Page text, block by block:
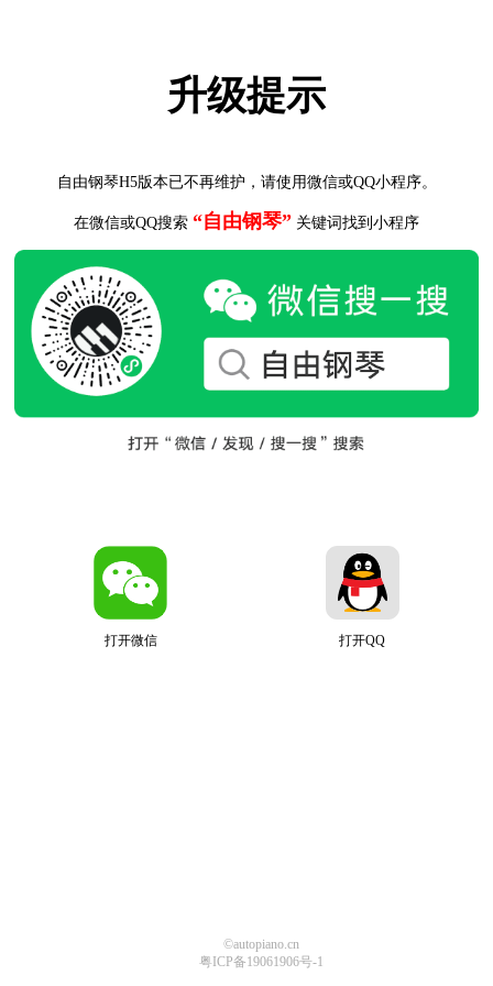
升级提示
自由钢琴H5版本已不再维护，请使用微信或QQ小程序。
在微信或QQ搜索 “自由钢琴” 关键词找到小程序
打开微信 打开QQ
©autopiano.cn
粤ICP备19061906号-1